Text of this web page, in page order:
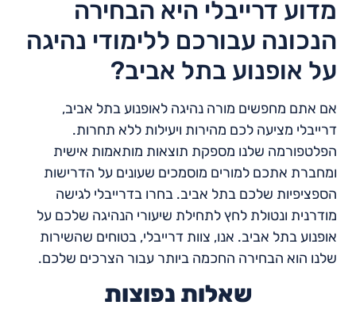
מדוע דרייבלי היא הבחירה
הנכונה עבורכם ללימודי נהיגה
על אופנוע בתל אביב?
אם אתם מחפשים מורה נהיגה לאופנוע בתל אביב,
דרייבלי מציעה לכם מהירות ויעילות ללא תחרות.
הפלטפורמה שלנו מספקת תוצאות מותאמות אישית
ומחברת אתכם למורים מוסמכים שעונים על הדרישות
הספציפיות שלכם בתל אביב. בחרו בדרייבלי לגישה
מודרנית ונטולת לחץ לתחילת שיעורי הנהיגה שלכם על
אופנוע בתל אביב. אנו, צוות דרייבלי, בטוחים שהשירות
שלנו הוא הבחירה החכמה ביותר עבור הצרכים שלכם.
שאלות נפוצות